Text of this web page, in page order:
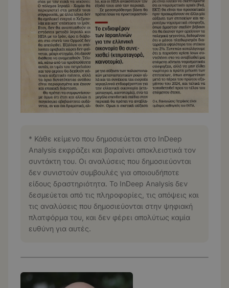
* Κάθε κείμενο που δημοσιεύεται στο InDeep
Analysis εκφράζει και βαραίνει αποκλειστικά τον
συντάκτη του. Οι αναλύσεις που δημοσιεύονται
δεν συνιστούν συμβουλές για οποιουδήποτε
είδους δραστηριότητα. Το InDeep Analysis δεν
δεσμεύεται από τις πληροφορίες, τις απόψεις και
τις αναλύσεις που δημοσιεύονται στην ψηφιακή
πλατφόρμα του, και δεν φέρει απολύτως καμία
ευθύνη για αυτές.